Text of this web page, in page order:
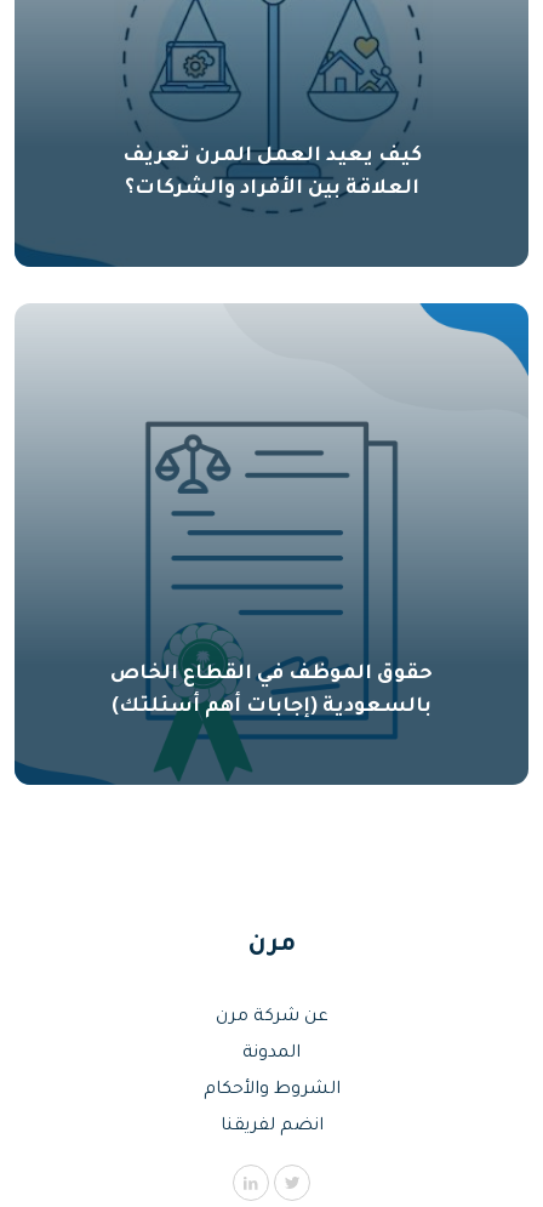
كيف يعيد العمل المرن تعريف
العلاقة بين الأفراد والشركات؟
حقوق الموظف في القطاع الخاص
بالسعودية (إجابات أهم أسئلتك)
مرن
عن شركة مرن
المدونة
الشروط والأحكام
انضم لفريقنا